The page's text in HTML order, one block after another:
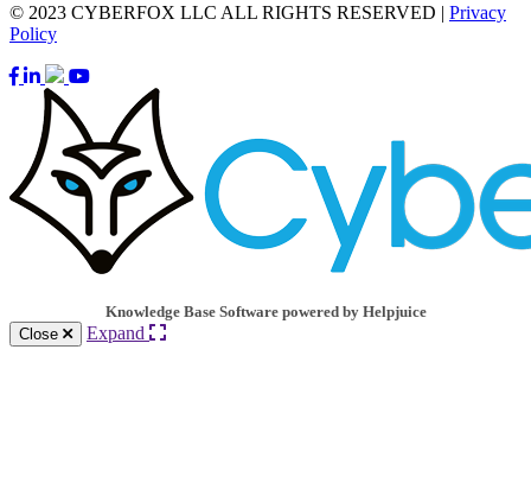
© 2023 CYBERFOX LLC ALL RIGHTS RESERVED | Privacy
Policy
Knowledge Base Software powered by Helpjuice
Close
Expand